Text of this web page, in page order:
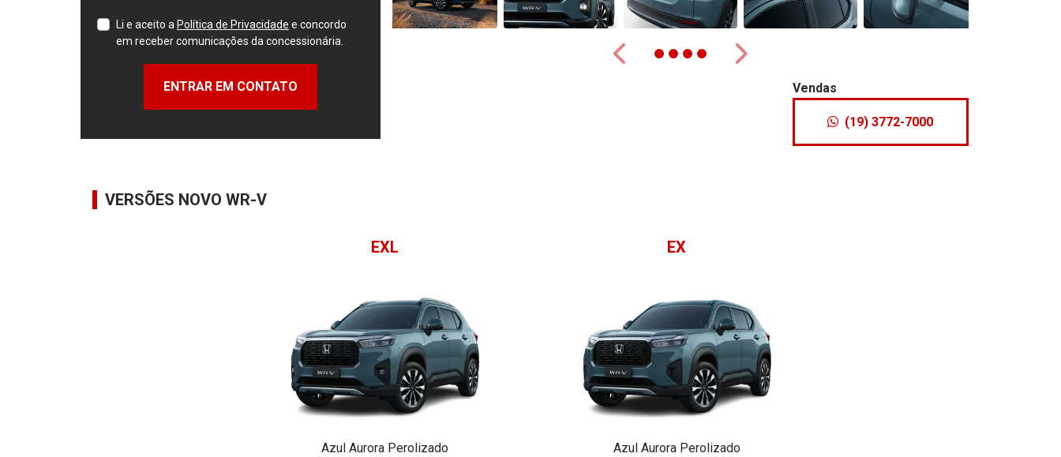
Li e aceito a Política de Privacidade e concordo
em receber comunicações da concessionária.
ENTRAR EM CONTATO
Anterior
Próximo
Vendas
(19) 3772-7000
VERSÕES NOVO WR-V
EXL
Azul Aurora Perolizado
EX
Azul Aurora Perolizado